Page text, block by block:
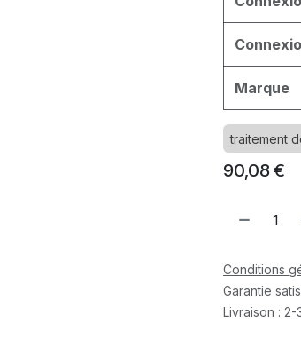
Marque
traitement
90,08€
Conditions
Garantie
Livraison :